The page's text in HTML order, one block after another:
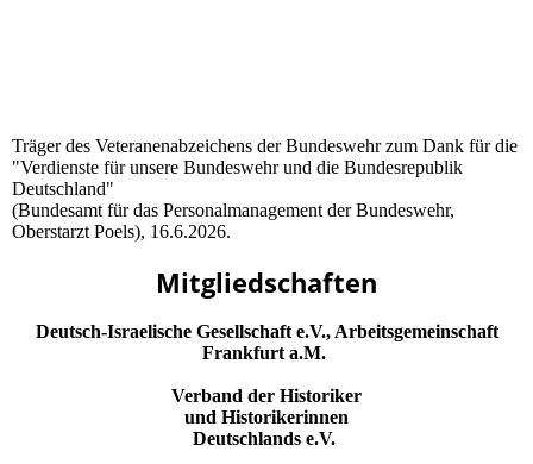
Träger des Veteranenabzeichens der Bundeswehr zum Dank für die
"Verdienste für unsere Bundeswehr und die Bundesrepublik
Deutschland"
(Bundesamt für das Personalmanagement der Bundeswehr,
Oberstarzt Poels), 16.6.2026.
Mitgliedschaften
Deutsch-Israelische Gesellschaft e.V., Arbeitsgemeinschaft
Frankfurt a.M.
Verband der Historiker
und Historikerinnen
Deutschlands e.V.